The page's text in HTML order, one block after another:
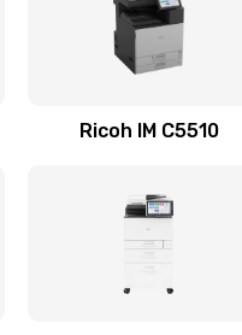
Ricoh IM C5510